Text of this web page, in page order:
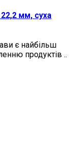
мм, суха
є найбільш
продуктів ..